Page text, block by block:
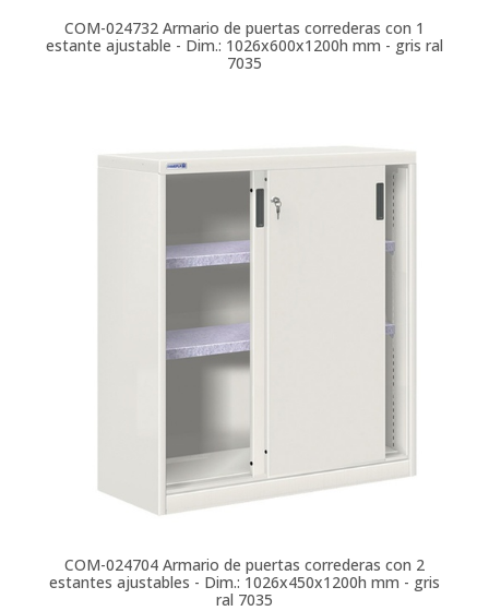
COM-024732 Armario de puertas correderas con 1
estante ajustable - Dim.: 1026x600x1200h mm - gris ral
7035
COM-024704 Armario de puertas correderas con 2
estantes ajustables - Dim.: 1026x450x1200h mm - gris
ral 7035